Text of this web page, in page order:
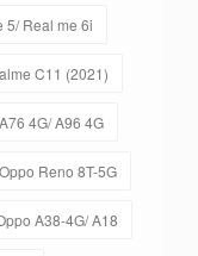
5/ Real me 6i
C11 (2021)
4G/ A96 4G
Oppo Reno 8T-5G
A38-4G/ A18